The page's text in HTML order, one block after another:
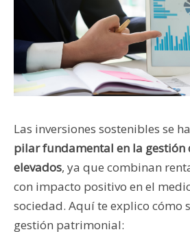
Las inversiones sostenibles se
pilar fundamental en la
elevados, ya que combinan
con impacto positivo en el
sociedad. Aquí te explico cómo
gestión patrimonial: